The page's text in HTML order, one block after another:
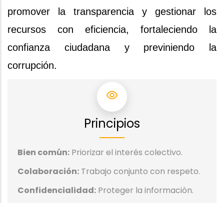
promover la transparencia y gestionar los
recursos con eficiencia, fortaleciendo la
confianza ciudadana y previniendo la
corrupción.
Principios
Bien común: Priorizar el interés colectivo.
Colaboración: Trabajo conjunto con respeto.
Confidencialidad: Proteger la información.